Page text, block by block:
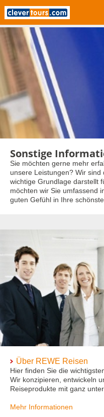
Sonstige
Sie möchten gerne mehr
unsere Leistungen? Wir
wichtige Grundlage darstellt
möchten wir Sie umfassend
guten Gefühl in Ihre
Über REWE Reisen
Hier finden Sie die
Wir konzipieren, entwickeln
Reiseprodukte mit ganz
Mehr Informationen